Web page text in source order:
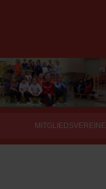
MITGLIEDSVEREINE